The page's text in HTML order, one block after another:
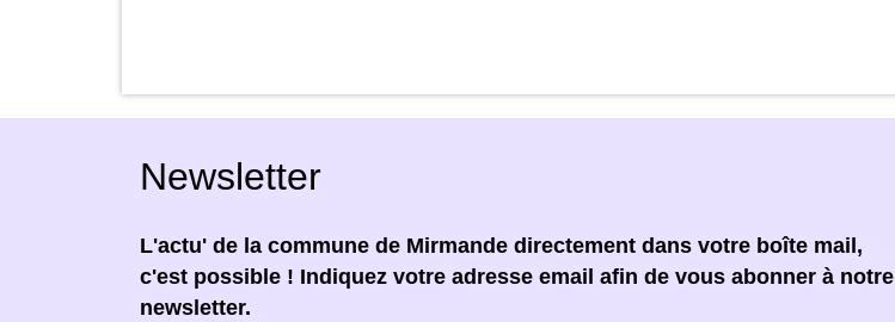
Newsletter
L'actu' de la commune de Mirmande directement dans votre boîte mail,
c'est possible ! Indiquez votre adresse email afin de vous abonner à notre
newsletter.